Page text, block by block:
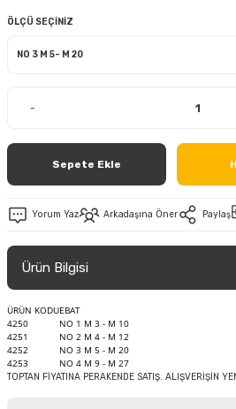
ÖLÇÜ SEÇİNİZ
-
Sepete Ekle
Yorum Yaz Arkadaşına Öner Paylaş
Ürün Bilgisi
ÜRÜN KODUEBAT
4250
NO 1 M 3 - M 10
4251
NO 2 M 4 - M 12
4252
NO 3 M 5 - M 20
4253
NO 4 M 9 - M 27
TOPTAN FİYATINA PERAKENDE SATIŞ. ALIŞVERİŞİN